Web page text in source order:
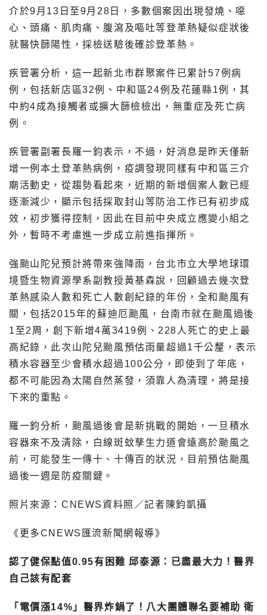
介於9月13日至9月28日，多數個案因出現發燒、噁
心、頭痛、肌肉痛、腹瀉及嘔吐等登革熱疑似症狀後
就醫快篩陽性，採檢送驗後確診登革熱。
疾管署分析，這一起新北市群聚案件已累計57例病
例，包括新店區32例、中和區24例及花蓮縣1例，其
中約4成為接觸者或擴大篩檢檢出，無重症及死亡病
例。
疾管署副署長羅一鈞表示，不過，好消息是昨天僅新
增一例本土登革熱病例，疫調發現同樣有中和區三介
廟活動史，從趨勢看起來，近期的新增個案人數已經
逐漸減少，顯示包括採取封山等防治工作已有初步成
效，初步獲得控制，因此在目前中央成立應變小組之
外，暫時不考慮進一步成立前進指揮所。
強颱山陀兒預計將帶來強降雨，台北市立大學地球環
境暨生物資源學系副教授黃基森說，回顧過去幾次登
革熱感染人數和死亡人數創紀錄的年份，全和颱風有
關，包括2015年的蘇迪厄颱風，台南市就在颱風過後
1至2周，創下新增4萬3419例、228人死亡的史上最
高紀錄，此次山陀兒颱風預估雨量超過1千公釐，表示
積水容器至少會積水超過100公分，即使到了年底，
都不可能因為太陽自然蒸發，須靠人為清理，將是接
下來的重點。
羅一鈞分析，颱風過後會是新挑戰的開始，一旦積水
容器來不及清除，白線斑蚊孳生力道會遠高於颱風之
前，可能發生一傳十、十傳百的狀況，目前預估颱風
過後一週是防疫關鍵。
照片來源：CNEWS資料照／記者陳鈞凱攝
《更多CNEWS匯流新聞網報導》
認了健保點值0.95有困難 邱泰源：已盡最大力！醫界
自己該有配套
「電價漲14%」醫界炸鍋了！八大團體聯名要補助 衛